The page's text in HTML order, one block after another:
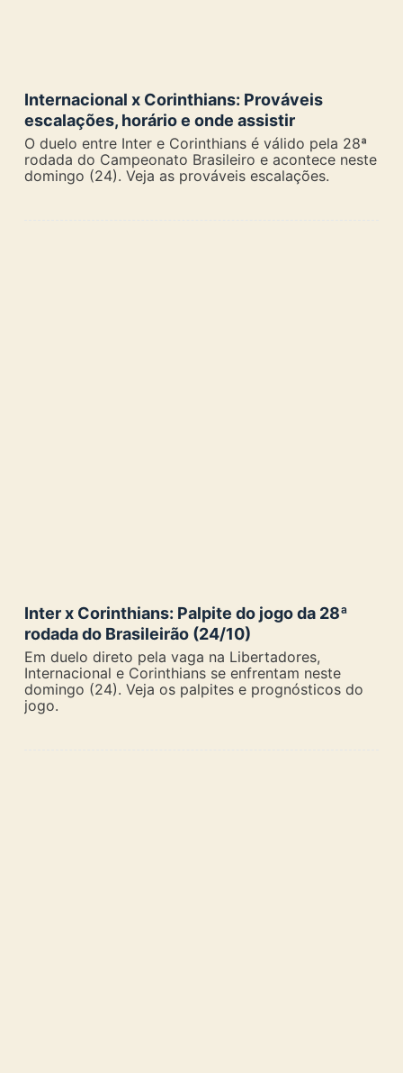
Internacional x Corinthians: Prováveis
escalações, horário e onde assistir
O duelo entre Inter e Corinthians é válido pela 28ª
rodada do Campeonato Brasileiro e acontece neste
domingo (24). Veja as prováveis escalações.
Inter x Corinthians: Palpite do jogo da 28ª
rodada do Brasileirão (24/10)
Em duelo direto pela vaga na Libertadores,
Internacional e Corinthians se enfrentam neste
domingo (24). Veja os palpites e prognósticos do
jogo.